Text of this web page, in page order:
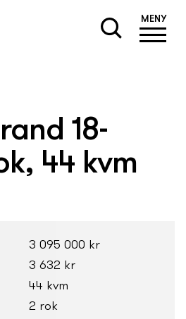
MENY
18-
44 kvm
3 095 000 kr
3 632 kr
44 kvm
2 rok